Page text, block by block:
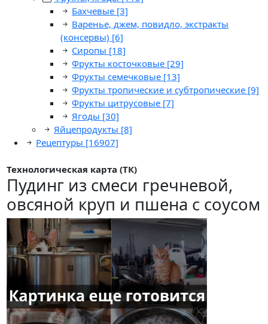
Бахчевые [3]
Варенье, джем, повидло, экстракты
(консервы) [6]
Сиропы [18]
Фрукты косточковые [29]
Фрукты семечковые [13]
Фрукты тропические и субтропические [9]
Фрукты цитрусовые [7]
Ягоды [30]
Яйцепродукты [8]
Рецептуры [16907]
Технологическая карта (ТК)
Пудинг из смеси гречневой,
овсяной круп и пшена с соусом